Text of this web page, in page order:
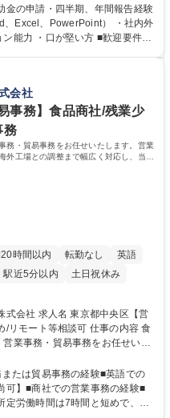
総務・人事グルー
動 ・教育研修の企画、実行 ・勤
議運営（評議員会、理事会） ・
、相談対応 ・その他日常の総務
金の申請・四半期、年間報告経験
、Excel、PowerPoint） ・社内外
・口が堅い方 ■歓迎要件
会社
事務】食品商社/残業少
務
務・貿易事務をお任せいたします。営業
工場との調整まで幅広く対応し、当社
時間以内 転勤なし
英語
駅近5分以内 土日祝休み
中央区【営
等相談可 仕事の内容 食
業事務・貿易事務をお任せいた
して、受発注から海外工場との
ていただきます。 ■受発注
ール調整 ■在庫管理 ■輸入書類
て行う輸出入業全般 ■倉庫との
たは貿易事務の経験■英語での
可】■商社での営業事務の経験■